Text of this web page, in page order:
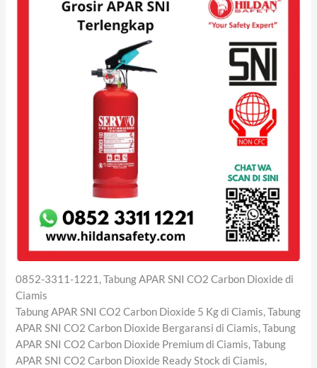
0852-3311-1221, Tabung APAR SNI CO2 Carbon Dioxide di
Ciamis
Tabung APAR SNI CO2 Carbon Dioxide 5 Kg di Ciamis, Tabung
APAR SNI CO2 Carbon Dioxide Bergaransi di Ciamis, Tabung
APAR SNI CO2 Carbon Dioxide Premium di Ciamis, Tabung
APAR SNI CO2 Carbon Dioxide Ready Stock di Ciamis,